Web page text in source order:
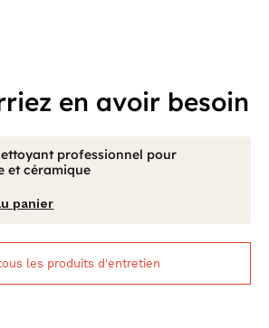
en avoir besoin
professionnel pour
et céramique
panier
les produits d'entretien